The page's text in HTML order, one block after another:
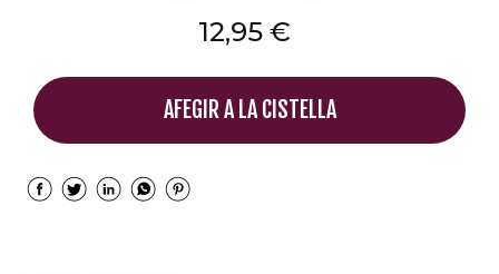
12,95 €
AFEGIR A LA CISTELLA